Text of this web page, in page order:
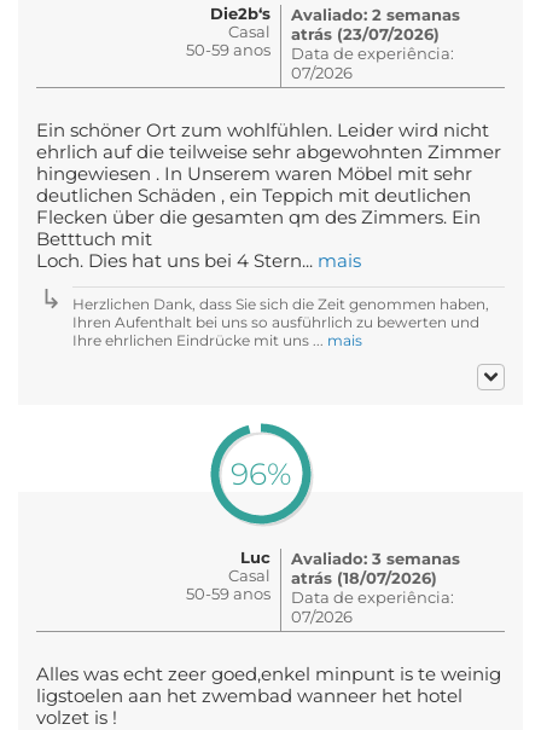
Die2b‘s
Casal
50-59 anos
Avaliado: 2 semanas
atrás (23/07/2026)
Data de experiência:
07/2026
Ein schöner Ort zum wohlfühlen. Leider wird nicht
ehrlich auf die teilweise sehr abgewohnten Zimmer
hingewiesen . In Unserem waren Möbel mit sehr
deutlichen Schäden , ein Teppich mit deutlichen
Flecken über die gesamten qm des Zimmers. Ein
Betttuch mit
Loch. Dies hat uns bei 4 Stern... mais
Herzlichen Dank, dass Sie sich die Zeit genommen haben,
Ihren Aufenthalt bei uns so ausführlich zu bewerten und
Ihre ehrlichen Eindrücke mit uns ... mais
96%
Luc
Casal
50-59 anos
Avaliado: 3 semanas
atrás (18/07/2026)
Data de experiência:
07/2026
Alles was echt zeer goed,enkel minpunt is te weinig
ligstoelen aan het zwembad wanneer het hotel
volzet is !